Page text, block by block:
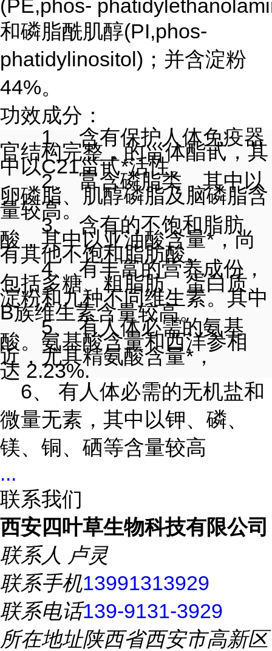
(PE,phos-
和磷脂酰肌醇(PI,phos-
phatidylinositol)；并含淀粉
44%。
功效成分 ：
1、 含有保护人体免疫器
官结构完整，的甾体酯甙，其
中以C21甾甙*活性。
2、 富含磷脂类，其中以
卵磷脂、肌醇磷脂及脑磷脂含
量较高。
3、 含有的不饱和脂肪
酸，其中以亚油酸含量*，尚
有其他不饱和脂肪酸。
4、 有丰富的营养成份，
包括多糖、 粗脂肪、 蛋白质、
淀粉和九种不同维生素。其中
B族维生素含量较高。
5、 有人体必需的氨基
酸。 氨基酸含量和西洋参相
近，尤其精氨酸含量*，
达 2.23%.
6、 有人体必需的无机盐和
微量无素，其中以钾、磷、
镁、铜、硒等含量较高
...
联系我们
西安四叶草生物科技有限公司
联系人 卢灵
联系手机13991313929
联系电话139-9131-3929
所在地址陕西省西安市高新区